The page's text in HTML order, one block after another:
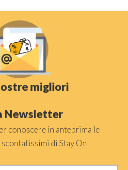
migliori
Newsletter
conoscere in anteprima le
di Stay On